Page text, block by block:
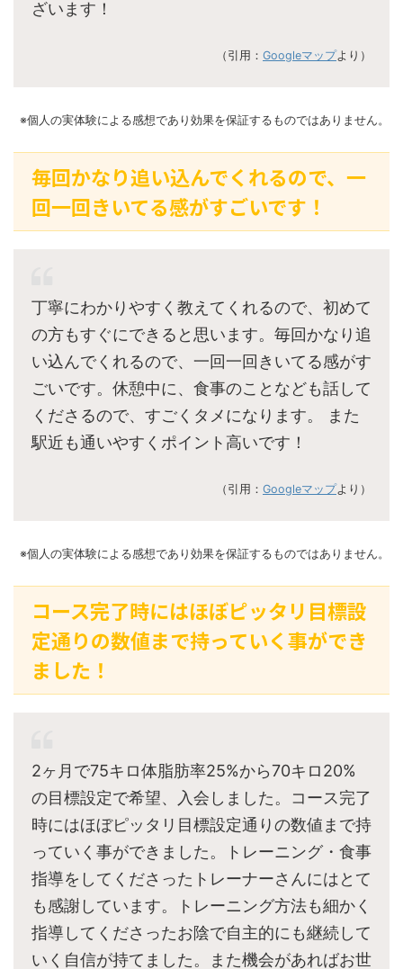
ざいます！
（引用： Googleマップより）
※個人の実体験による感想であり効果を保証するものではありません。
毎回かなり追い込んでくれるので、一
回一回きいてる感がすごいです！
丁寧にわかりやすく教えてくれるので、初めて
の方もすぐにできると思います。毎回かなり追
い込んでくれるので、一回一回きいてる感がす
ごいです。休憩中に、食事のことなども話して
くださるので、すごくタメになります。 また
駅近も通いやすくポイント高いです！
（引用： Googleマップより）
※個人の実体験による感想であり効果を保証するものではありません。
コース完了時にはほぼピッタリ目標設
定通りの数値まで持っていく事ができ
ました！
2ヶ月で75キロ体脂肪率25%から70キロ20%
の目標設定で希望、入会しました。コース完了
時にはほぼピッタリ目標設定通りの数値まで持
っていく事ができました。トレーニング・食事
指導をしてくださったトレーナーさんにはとて
も感謝しています。トレーニング方法も細かく
指導してくださったお陰で自主的にも継続して
いく自信が持てました。また機会があればお世